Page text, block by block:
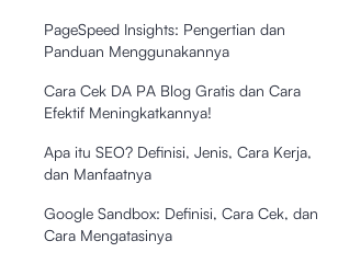
PageSpeed Insights: Pengertian dan
Panduan Menggunakannya
Cara Cek DA PA Blog Gratis dan Cara
Efektif Meningkatkannya!
Apa itu SEO? Definisi, Jenis, Cara Kerja,
dan Manfaatnya
Google Sandbox: Definisi, Cara Cek, dan
Cara Mengatasinya